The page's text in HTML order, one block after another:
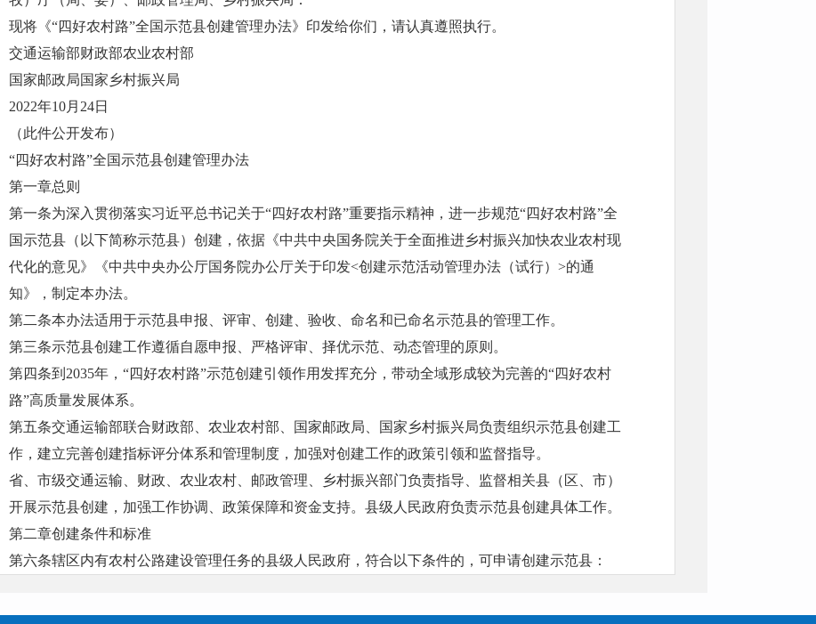
现将《“四好农村路”全国示范县创建管理办法》印发给你们，请认真遵照执行。
交通运输部财政部农业农村部
国家邮政局国家乡村振兴局
2022年10月24日
（此件公开发布）
“四好农村路”全国示范县创建管理办法
第一章总则
第一条为深入贯彻落实习近平总书记关于“四好农村路”重要指示精神，进一步规范“四好农村路”全
国示范县（以下简称示范县）创建，依据《中共中央国务院关于全面推进乡村振兴加快农业农村现
代化的意见》《中共中央办公厅国务院办公厅关于印发<创建示范活动管理办法（试行）>的通
知》，制定本办法。
第二条本办法适用于示范县申报、评审、创建、验收、命名和已命名示范县的管理工作。
第三条示范县创建工作遵循自愿申报、严格评审、择优示范、动态管理的原则。
第四条到2035年，“四好农村路”示范创建引领作用发挥充分，带动全域形成较为完善的“四好农村
路”高质量发展体系。
第五条交通运输部联合财政部、农业农村部、国家邮政局、国家乡村振兴局负责组织示范县创建工
作，建立完善创建指标评分体系和管理制度，加强对创建工作的政策引领和监督指导。
省、市级交通运输、财政、农业农村、邮政管理、乡村振兴部门负责指导、监督相关县（区、市）
开展示范县创建，加强工作协调、政策保障和资金支持。县级人民政府负责示范县创建具体工作。
第二章创建条件和标准
第六条辖区内有农村公路建设管理任务的县级人民政府，符合以下条件的，可申请创建示范县：
路各项工作开展有力，充分发挥示范引领作用；